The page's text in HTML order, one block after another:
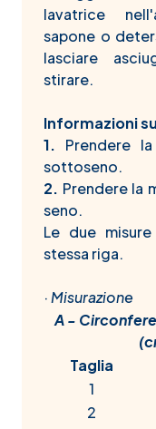
lavatrice
sapone o
lasciare
stirare.
Informazioni
1. Prendere
sottoseno.
2. Prendere la
seno.
Le due
stessa riga.
· Misurazione
A -
Taglia
1
2